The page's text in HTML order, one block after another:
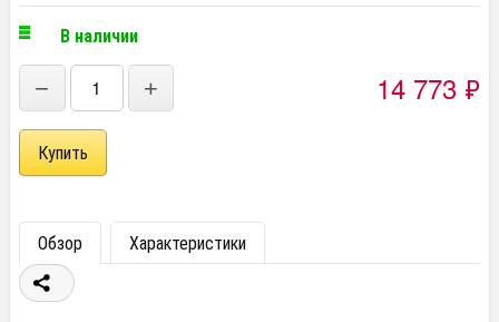
В наличии
− + 14 773 ₽
Обзор Характеристики